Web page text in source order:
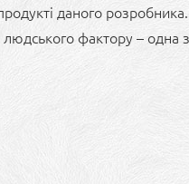
даного
фактору – одна з